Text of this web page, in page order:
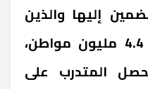
إليها والذين
حصلوا على تدريب نحو 4.4 مليون مواطن،
المتدرب على